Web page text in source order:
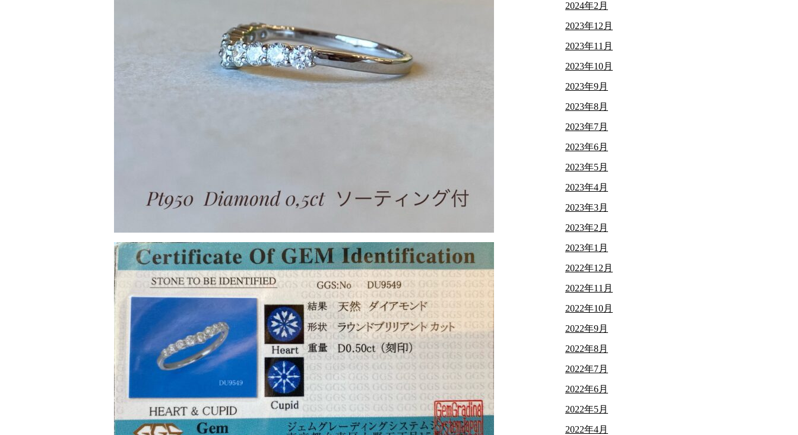
2024年2月
2023年12月
2023年11月
2023年10月
2023年9月
2023年8月
2023年7月
2023年6月
2023年5月
2023年4月
2023年3月
2023年2月
2023年1月
2022年12月
2022年11月
2022年10月
2022年9月
2022年8月
2022年7月
2022年6月
2022年5月
2022年4月